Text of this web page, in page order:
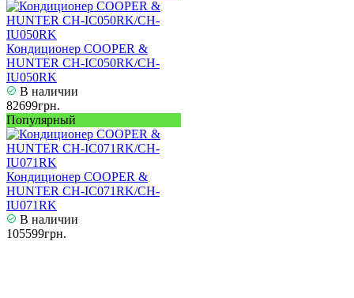
Кондиционер COOPER &
HUNTER CH-IC050RK/CH-
IU050RK
В наличии
82699грн.
Популярный
Кондиционер COOPER &
HUNTER CH-IC071RK/CH-
IU071RK
В наличии
105599грн.